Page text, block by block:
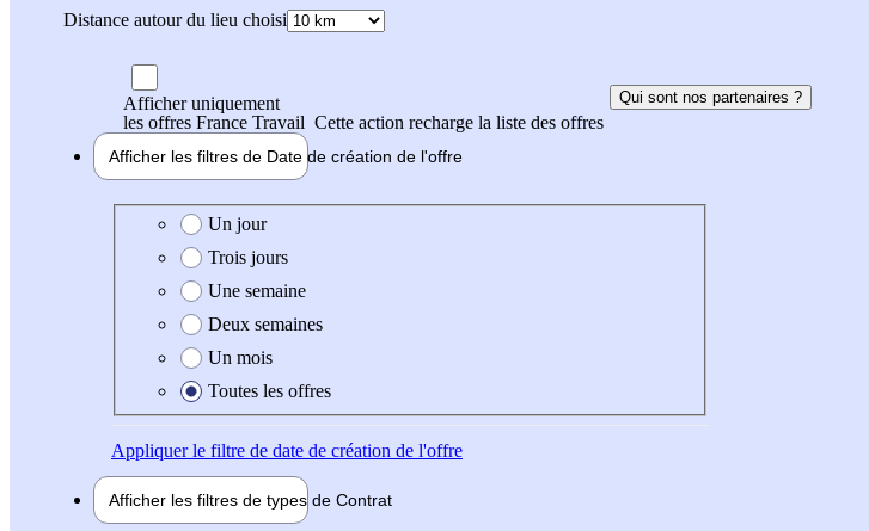
Distance autour du lieu choisi
Afficher uniquement
les offres France Travail Cette action recharge la liste des offres
Qui sont nos partenaires ?
Afficher les filtres de Date de création de l'offre
Date de création de l'offre
Un jour
Trois jours
Une semaine
Deux semaines
Un mois
Toutes les offres
Appliquerle filtre de date de création de l'offre
Afficher les filtres de types de Contrat